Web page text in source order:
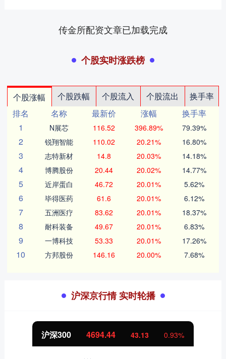
传金所配资文章已加载完成
个股实时涨跌榜
个股涨幅 个股跌幅 个股流入 个股流出
换手率
排名
名称 最新价 涨幅
换手率
1
N展芯 116.52 396.89% 79.39%
2 锐翔智能 110.02 20.21% 16.80%
3 志特新材 14.8 20.03% 14.18%
4 博腾股份 20.44 20.02% 14.77%
5 近岸蛋白 46.72 20.01% 5.62%
6 毕得医药 61.6 20.01% 6.12%
7 五洲医疗 83.62 20.01% 18.37%
8 耐科装备 49.67 20.01% 6.83%
9 一博科技 53.33 20.01% 17.26%
10 方邦股份 146.16 20.00% 7.68%
沪深京行情 实时轮播
沪深300 4694.44 43.13 0.93%